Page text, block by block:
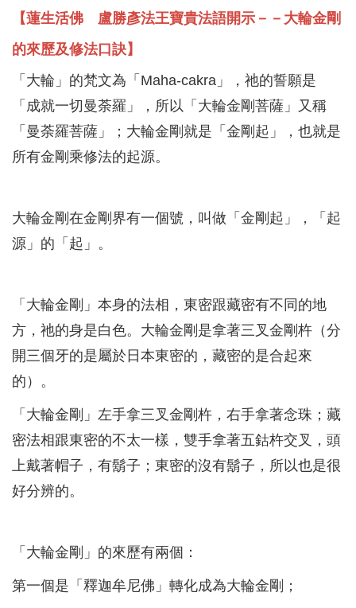
【蓮生活佛 盧勝彥法王寶貴法語開示－－大輪金剛
的來歷及修法口訣】
「大輪」的梵文為「Maha-cakra」，祂的誓願是
「成就一切曼荼羅」，所以「大輪金剛菩薩」又稱
「曼荼羅菩薩」；大輪金剛就是「金剛起」，也就是
所有金剛乘修法的起源。
大輪金剛在金剛界有一個號，叫做「金剛起」，「起
源」的「起」。
「大輪金剛」本身的法相，東密跟藏密有不同的地
方，祂的身是白色。大輪金剛是拿著三叉金剛杵（分
開三個牙的是屬於日本東密的，藏密的是合起來
的）。
「大輪金剛」左手拿三叉金剛杵，右手拿著念珠；藏
密法相跟東密的不太一樣，雙手拿著五鈷杵交叉，頭
上戴著帽子，有鬍子；東密的沒有鬍子，所以也是很
好分辨的。
「大輪金剛」的來歷有兩個：
第一個是「釋迦牟尼佛」轉化成為大輪金剛；